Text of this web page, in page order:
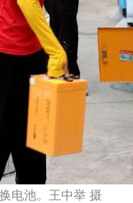
电池。王中举 摄